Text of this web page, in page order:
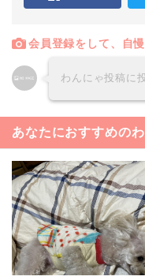
会員登録をして、自
わんにゃ投稿に
あなたにおすすめの